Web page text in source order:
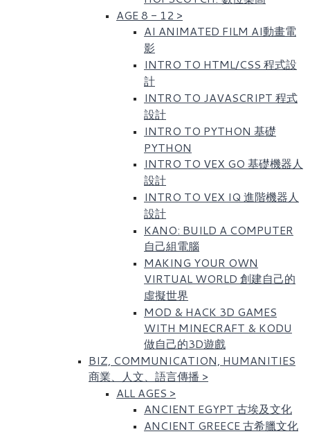
AGE 8 - 12 >
AI ANIMATED FILM AI動畫電
影
INTRO TO HTML/CSS 程式設
計
INTRO TO JAVASCRIPT 程式
設計
INTRO TO PYTHON 基礎
PYTHON
INTRO TO VEX GO 基礎機器人
設計
INTRO TO VEX IQ 進階機器人
設計
KANO: BUILD A COMPUTER
自己組電腦
MAKING YOUR OWN
VIRTUAL WORLD 創建自己的
虛擬世界
MOD & HACK 3D GAMES
WITH MINECRAFT & KODU
做自己的3D遊戲
BIZ, COMMUNICATION, HUMANITIES
商業、人文、語言傳播 >
ALL AGES >
ANCIENT EGYPT 古埃及文化​
ANCIENT GREECE 古希臘文化